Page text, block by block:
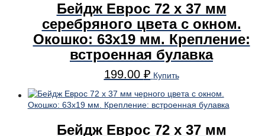
Бейдж Еврос 72 x 37 мм
серебряного цвета с окном.
Окошко: 63х19 мм. Крепление:
встроенная булавка
199.00 ₽ Купить
Бейдж Еврос 72 x 37 мм